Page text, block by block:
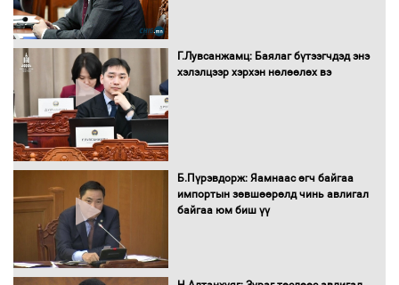
Г.Лувсанжамц: Баялаг бүтээгчдэд энэ
хэлэлцээр хэрхэн нөлөөлөх вэ
Б.Пүрэвдорж: Яамнаас өгч байгаа
импортын зөвшөөрөлд чинь авлигал
байгаа юм биш үү